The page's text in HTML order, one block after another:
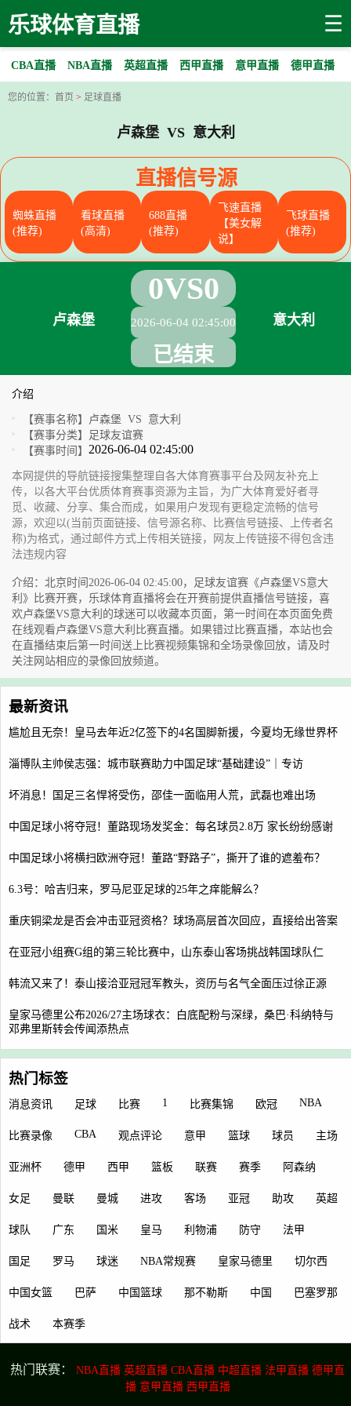
乐球体育直播 ☰
CBA直播 NBA直播 英超直播 西甲直播 意甲直播 德甲直播
您的位置： 首页 > 足球直播
卢森堡 VS 意大利
直播信号源
蜘蛛直播
(推荐)
看球直播
(高清)
688直播
(推荐)
飞速直播
【美女解
说】
飞球直播
(推荐)
卢森堡
0VS0
2026-06-04 02:45:00
已结束
意大利
介绍
【赛事名称】 卢森堡 VS 意大利
【赛事分类】
足球友谊赛
【赛事时间】 2026-06-04 02:45:00
本网提供的导航链接搜集整理自各大体育赛事平台及网友补充上
传，以各大平台优质体育赛事资源为主旨，为广大体育爱好者寻
觅、收藏、分享、集合而成，如果用户发现有更稳定流畅的信号
源，欢迎以(当前页面链接、信号源名称、比赛信号链接、上传者名
称)为格式，通过邮件方式上传相关链接，网友上传链接不得包含违
法违规内容
介绍：北京时间2026-06-04 02:45:00，足球友谊赛《卢森堡VS意大
利》比赛开赛，乐球体育直播将会在开赛前提供直播信号链接，喜
欢卢森堡VS意大利的球迷可以收藏本页面，第一时间在本页面免费
在线观看卢森堡VS意大利比赛直播。如果错过比赛直播，本站也会
在直播结束后第一时间送上比赛视频集锦和全场录像回放，请及时
关注网站相应的录像回放频道。
最新资讯
尴尬且无奈！皇马去年近2亿签下的4名国脚新援，今夏均无缘世界杯
淄博队主帅侯志强：城市联赛助力中国足球“基础建设”｜专访
坏消息！国足三名悍将受伤，邵佳一面临用人荒，武磊也难出场
中国足球小将夺冠！董路现场发奖金：每名球员2.8万 家长纷纷感谢
中国足球小将横扫欧洲夺冠！董路“野路子”，撕开了谁的遮羞布？
6.3号：哈吉归来，罗马尼亚足球的25年之痒能解么？
重庆铜梁龙是否会冲击亚冠资格？球场高层首次回应，直接给出答案
在亚冠小组赛G组的第三轮比赛中，山东泰山客场挑战韩国球队仁
韩流又来了！泰山接洽亚冠冠军教头，资历与名气全面压过徐正源
皇家马德里公布2026/27主场球衣：白底配粉与深绿，桑巴·科纳特与
邓弗里斯转会传闻添热点
热门标签
消息资讯 足球 比赛 1 比赛集锦 欧冠 NBA
比赛录像 CBA 观点评论 意甲 篮球 球员 主场
亚洲杯 德甲 西甲 篮板 联赛 赛季 阿森纳
女足 曼联 曼城 进攻 客场 亚冠 助攻 英超
球队 广东 国米 皇马 利物浦 防守 法甲
国足 罗马 球迷 NBA常规赛 皇家马德里 切尔西
中国女篮 巴萨 中国篮球 那不勒斯 中国 巴塞罗那
战术 本赛季
热门联赛： NBA直播 英超直播 CBA直播 中超直播 法甲直播 德甲直
播 意甲直播 西甲直播